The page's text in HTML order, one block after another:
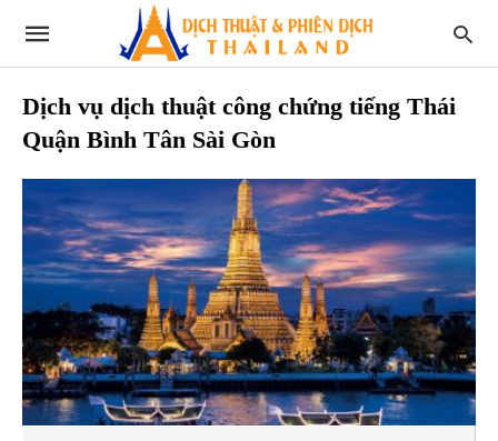
Dịch vụ dịch thuật công chứng tiếng Thái
Quận Bình Tân Sài Gòn